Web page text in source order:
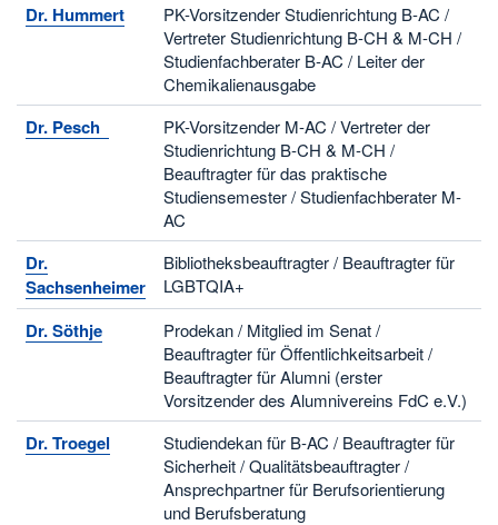
Dr. Hummert
PK-Vorsitzender Studienrichtung B-AC /
Vertreter Studienrichtung B-CH & M-CH /
Studienfachberater B-AC / Leiter der
Chemikalienausgabe
Dr. Pesch
PK-Vorsitzender M-AC / Vertreter der
Studienrichtung B-CH & M-CH /
Beauftragter für das praktische
Studiensemester / Studienfachberater M-
AC
Dr.
Sachsenheimer
Bibliotheksbeauftragter / Beauftragter für
LGBTQIA+
Dr. Söthje
Prodekan / Mitglied im Senat /
Beauftragter für Öffentlichkeitsarbeit /
Beauftragter für Alumni (erster
Vorsitzender des Alumnivereins FdC e.V.)
Dr. Troegel
Studiendekan für B-AC / Beauftragter für
Sicherheit / Qualitätsbeauftragter /
Ansprechpartner für Berufsorientierung
und Berufsberatung